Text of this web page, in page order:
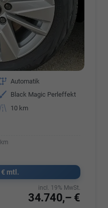
Getriebe Automatik
Außenfarbe
Black Magic Perleffekt
Kilometerstand
10 km
mtl.
34.740,– €
incl. 19% MwSt.